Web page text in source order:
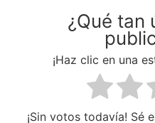
¿Qué tan
¡Haz clic en una
¡Sin votos todavía! Sé